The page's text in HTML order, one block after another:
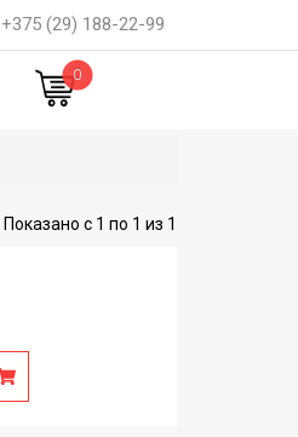
+375 (29) 188-22-99
0
Показано с 1 по 1 из 1